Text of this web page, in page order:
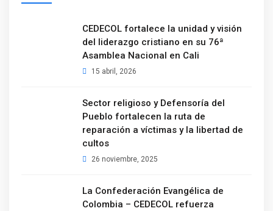
CEDECOL fortalece la unidad y visión
del liderazgo cristiano en su 76ª
Asamblea Nacional en Cali
15 abril, 2026
Sector religioso y Defensoría del
Pueblo fortalecen la ruta de
reparación a víctimas y la libertad de
cultos
26 noviembre, 2025
La Confederación Evangélica de
Colombia – CEDECOL refuerza